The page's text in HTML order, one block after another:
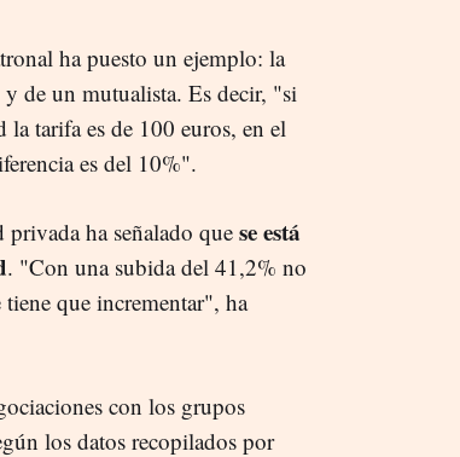
ha puesto un ejemplo: la
de un mutualista. Es decir, "si
tarifa es de 100 euros, en el
es del 10%".
privada ha señalado que se está
. "Con una subida del 41,2% no
que incrementar", ha
con los grupos
los datos recopilados por